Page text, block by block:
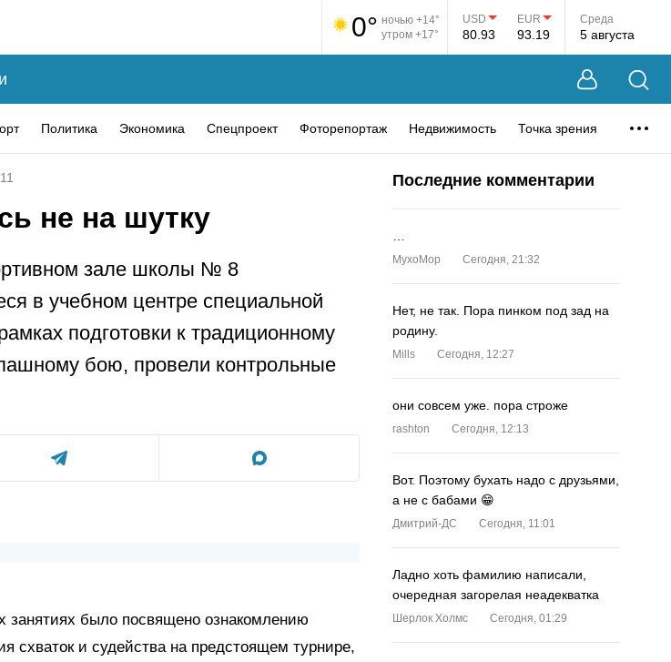
0° ночью +14°
утром +17°
USD
80.93
EUR
93.19
Среда
5 августа
Политика Экономика Спецпроект Фоторепортаж Недвижимость Точка зрения
не на шутку
зале школы № 8
в учебном центре специальной
подготовки к традиционному
бою, провели контрольные
занятиях было посвящено ознакомлению
схваток и судейства на предстоящем турнире,
Последние комментарии
MyxoMop Сегодня, 21:32
Нет, не так. Пора пинком под зад на
родину.
Mills Сегодня, 12:27
они совсем уже. пора строже
rashton Сегодня, 12:13
Вот. Поэтому бухать надо с друзьями,
а не с бабами 😁
Дмитрий-ДС Сегодня, 11:01
Ладно хоть фамилию написали,
очередная загорелая неадекватка
Шерлок Холмс Сегодня, 01:29